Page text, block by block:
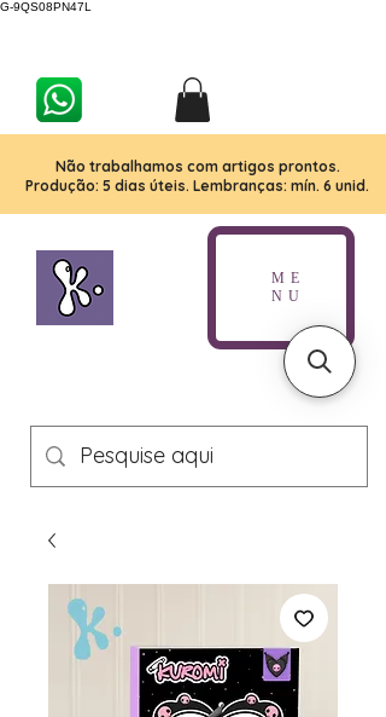
G-9QS08PN47L
Não trabalhamos com artigos prontos.
Produção: 5 dias úteis. Lembranças: mín. 6 unid.
ME
NU